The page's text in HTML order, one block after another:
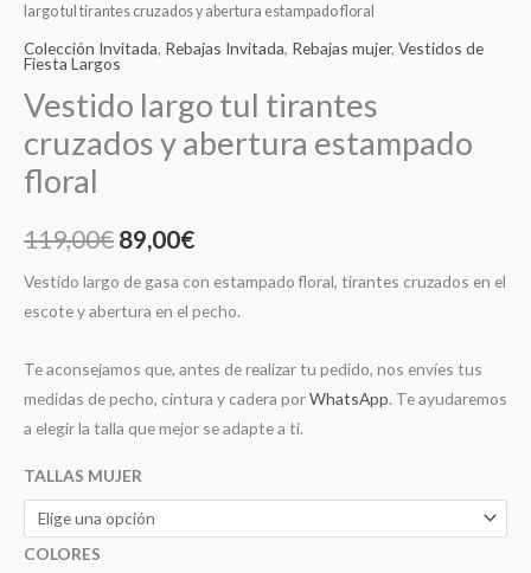
largo tul tirantes cruzados y abertura estampado floral
Colección Invitada, Rebajas Invitada, Rebajas mujer, Vestidos de
Fiesta Largos
Vestido largo tul tirantes
cruzados y abertura estampado
floral
119,00€ 89,00€
Vestido largo de gasa con estampado floral, tirantes cruzados en el
escote y abertura en el pecho.
Te aconsejamos que, antes de realizar tu pedido, nos envíes tus
medidas de pecho, cintura y cadera porWhatsApp. Te ayudaremos
a elegir la talla que mejor se adapte a ti.
TALLAS MUJER
COLORES
cantidad